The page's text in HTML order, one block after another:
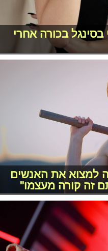
בכורה אחרי
למצוא את האנשים
זה קורה מעצמו"